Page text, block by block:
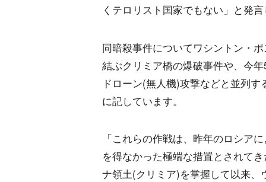
くテロリスト国家でもない」と発
同暗殺事件についてワシントン・
結ぶクリミア橋の爆破事件や、今
ドローン(無人機)攻撃などと並列
に記しています。
「これらの作戦は、昨年のロシア
を得なかった極端な措置とされて
ナ領土(クリミア)を掌握して以来